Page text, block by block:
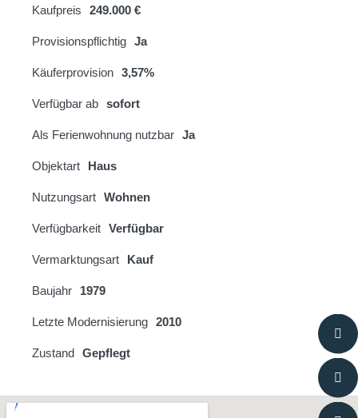
Kaufpreis 249.000 €
Provisionspflichtig Ja
Käuferprovision 3,57%
Verfügbar ab sofort
Als Ferienwohnung nutzbar Ja
Objektart Haus
Nutzungsart Wohnen
Verfügbarkeit Verfügbar
Vermarktungsart Kauf
Baujahr 1979
Letzte Modernisierung 2010
Zustand Gepflegt